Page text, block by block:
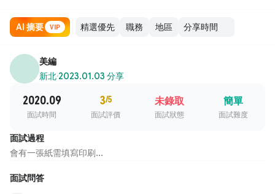
AI 摘要 VIP 職務 地區
美編
新北·2023.01.03 分享
2020.09
面試時間
3/5
面試評價
未錄取
面試狀態
簡單
面試難度
面試過程
會有一張紙需填寫印刷...
面試問答